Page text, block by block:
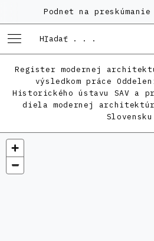
Podnet na
Register modernej
výsledkom práce
Historického ústavu SAV a
diela modernej